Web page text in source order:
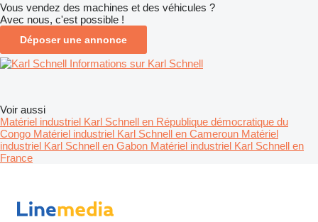
Vous vendez des machines et des véhicules ?
Avec nous, c'est possible !
Déposer une annonce
Informations sur Karl Schnell
Voir aussi
Matériel industriel Karl Schnell en République démocratique du
Congo Matériel industriel Karl Schnell en Cameroun Matériel
industriel Karl Schnell en Gabon Matériel industriel Karl Schnell en
France